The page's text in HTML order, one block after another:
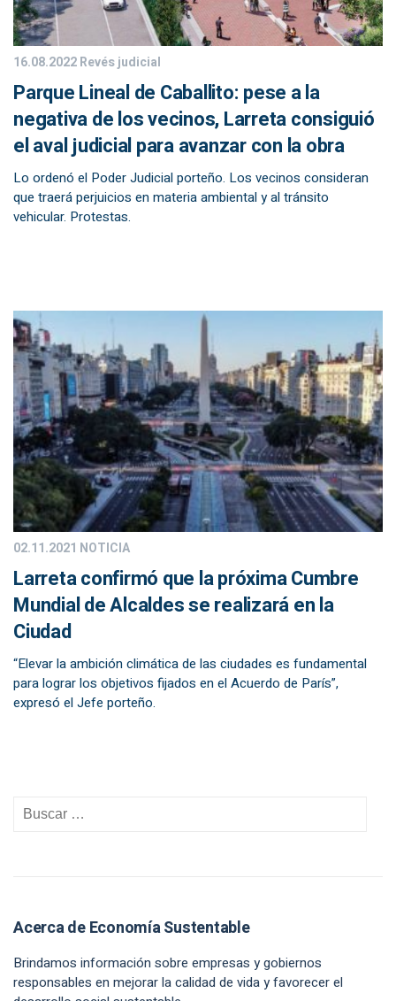
16.08.2022Revés judicial
Parque Lineal de Caballito: pese a la
negativa de los vecinos, Larreta consiguió
el aval judicial para avanzar con la obra
Lo ordenó el Poder Judicial porteño. Los vecinos consideran
que traerá perjuicios en materia ambiental y al tránsito
vehicular. Protestas.
02.11.2021 NOTICIA
Larreta confirmó que la próxima Cumbre
Mundial de Alcaldes se realizará en la
Ciudad
“Elevar la ambición climática de las ciudades es fundamental
para lograr los objetivos fijados en el Acuerdo de París”,
expresó el Jefe porteño.
Acerca de Economía Sustentable
Brindamos información sobre empresas y gobiernos
responsables en mejorar la calidad de vida y favorecer el